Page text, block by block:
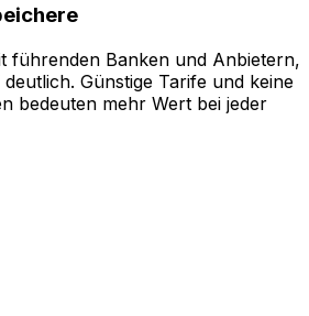
führenden Banken und Anbietern,
Günstige Tarife und keine
bedeuten mehr Wert bei jeder